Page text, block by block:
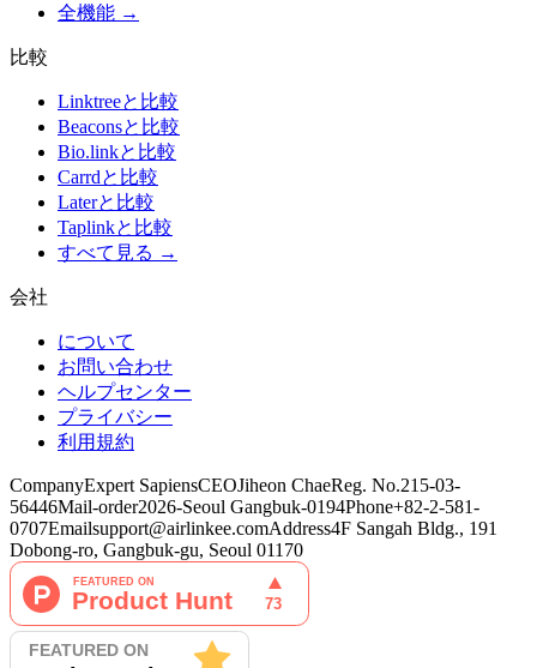
全機能 →
比較
Linktreeと比較
Beaconsと比較
Bio.linkと比較
Carrdと比較
Laterと比較
Taplinkと比較
すべて見る →
会社
について
お問い合わせ
ヘルプセンター
プライバシー
利用規約
CompanyExpert SapiensCEOJiheon ChaeReg. No.215-03-
56446Mail-order2026-Seoul Gangbuk-0194Phone+82-2-581-
0707Emailsupport@airlinkee.comAddress4F Sangah Bldg., 191
Dobong-ro, Gangbuk-gu, Seoul 01170